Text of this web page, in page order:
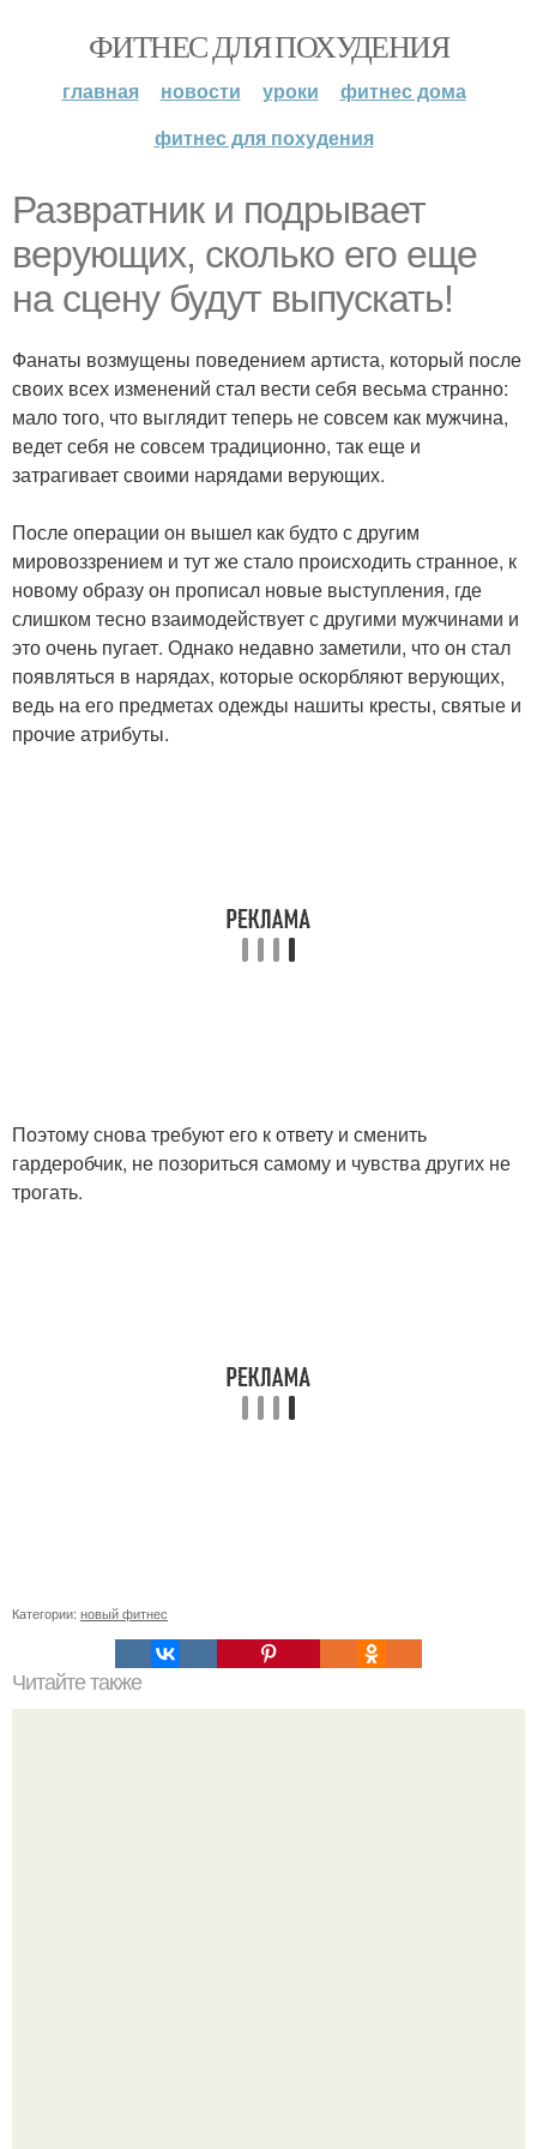
ФИТНЕС ДЛЯ ПОХУДЕНИЯ
главная новости уроки
фитнес дома
фитнес для похудения
Развратник и подрывает
верующих, сколько его еще
на сцену будут выпускать!
Фанаты возмущены поведением артиста, который после
своих всех изменений стал вести себя весьма странно:
мало того, что выглядит теперь не совсем как мужчина,
ведет себя не совсем традиционно, так еще и
затрагивает своими нарядами верующих.
После операции он вышел как будто с другим
мировоззрением и тут же стало происходить странное, к
новому образу он прописал новые выступления, где
слишком тесно взаимодействует с другими мужчинами и
это очень пугает. Однако недавно заметили, что он стал
появляться в нарядах, которые оскорбляют верующих,
ведь на его предметах одежды нашиты кресты, святые и
прочие атрибуты.
Поэтому снова требуют его к ответу и сменить
гардеробчик, не позориться самому и чувства других не
трогать.
Категории: новый фитнес
Читайте также